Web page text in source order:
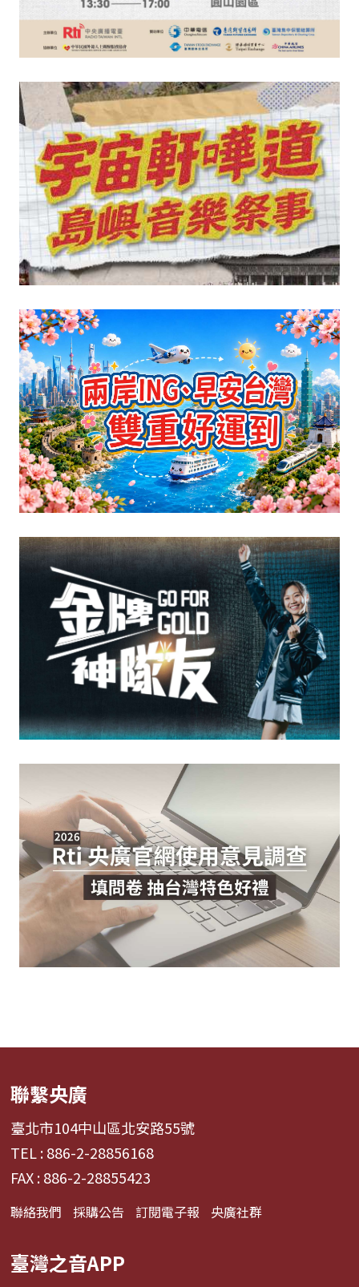
聯繫央廣
臺北市104中山區北安路55號
TEL : 886-2-28856168
FAX : 886-2-28855423
聯絡我們 採購公告 訂閱電子報 央廣社群
臺灣之音APP